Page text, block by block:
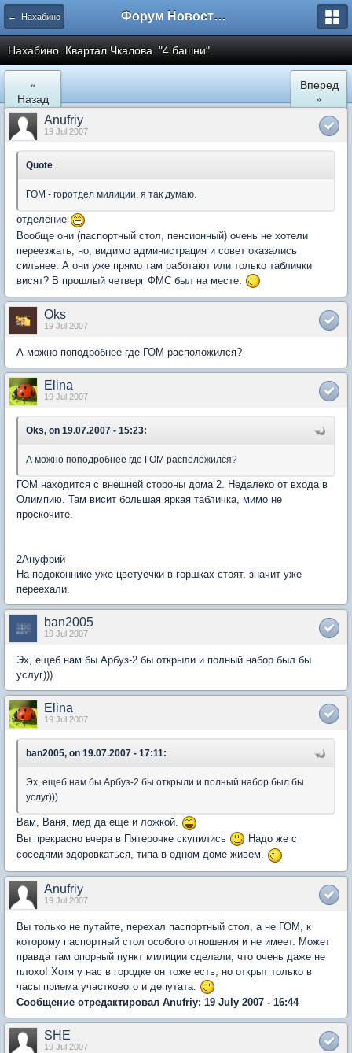
← Нахабино Форум Новостройки
Нахабино. Квартал Чкалова. "4 башни".
«
Назад
Вперед
»
Anufriy
19 Jul 2007
Quote
ГОМ - горотдел милиции, я так думаю.
отделение
Вообще они (паспортный стол, пенсионный) очень не хотели
переезжать, но, видимо администрация и совет оказались
сильнее. А они уже прямо там работают или только таблички
висят? В прошлый четверг ФМС был на месте.
Oks
19 Jul 2007
А можно поподробнее где ГОМ расположился?
Elina
19 Jul 2007
Oks, on 19.07.2007 - 15:23:
А можно поподробнее где ГОМ расположился?
ГОМ находится с внешней стороны дома 2. Недалеко от входа в
Олимпию. Там висит большая яркая табличка, мимо не
проскочите.
2Ануфрий
На подоконнике уже цветуёчки в горшках стоят, значит уже
переехали.
ban2005
19 Jul 2007
Эх, ещеб нам бы Арбуз-2 бы открыли и полный набор был бы
услуг)))
Elina
19 Jul 2007
ban2005, on 19.07.2007 - 17:11:
Эх, ещеб нам бы Арбуз-2 бы открыли и полный набор был бы
услуг)))
Вам, Ваня, мед да еще и ложкой.
Вы прекрасно вчера в Пятерочке скупились
Надо же с
соседями здоровкаться, типа в одном доме живем.
Anufriy
19 Jul 2007
Вы только не путайте, перехал паспортный стол, а не ГОМ, к
которому паспортный стол особого отношения и не имеет. Может
правда там опорный пункт милиции сделали, что очень даже не
плохо! Хотя у нас в городке он тоже есть, но открыт только в
часы приема участкового и депутата.
Сообщение отредактировал Anufriy: 19 July 2007 - 16:44
SHE
19 Jul 2007